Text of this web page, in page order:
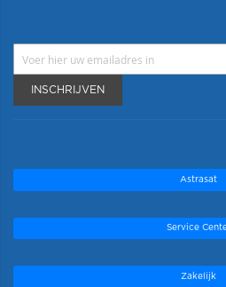
INSCHRIJVEN
Astrasat
Service
Zakelijk